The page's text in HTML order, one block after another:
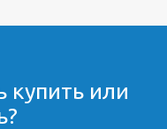
купить или